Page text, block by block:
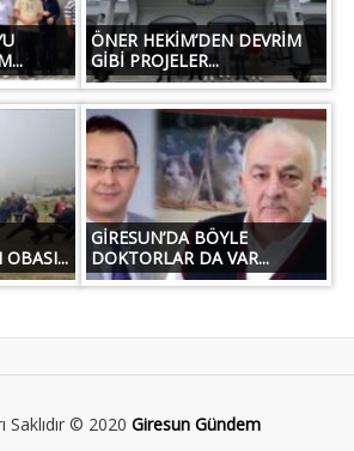
ÖNER HEKİM’DEN DEVRİM
GİBİ PROJELER...
OBASI...
GİRESUN’DA BÖYLE
DOKTORLAR DA VAR...
Saklıdır © 2020 Giresun Gündem